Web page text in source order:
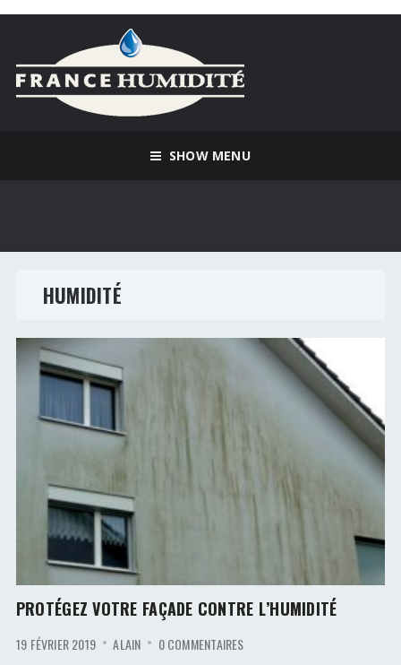
SHOW MENU
HUMIDITÉ
PROTÉGEZ VOTRE FAÇADE CONTRE L’HUMIDITÉ
19 FÉVRIER 2019 ALAIN 0 COMMENTAIRES